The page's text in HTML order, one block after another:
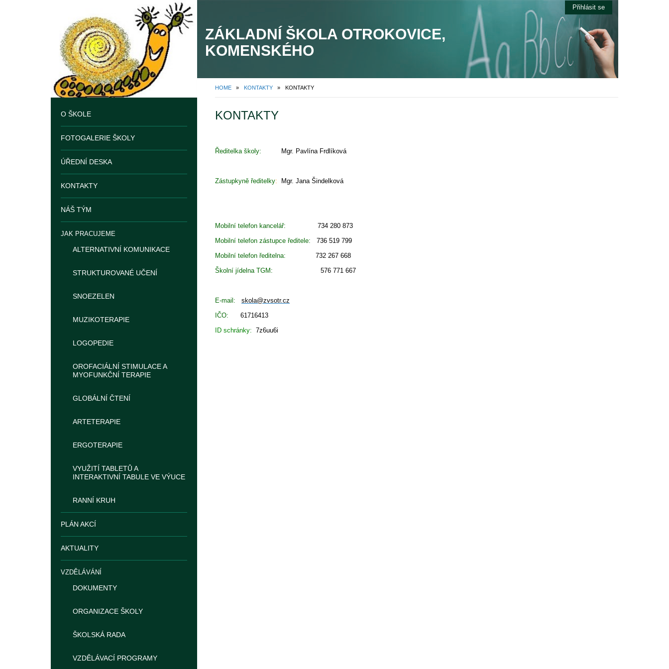
Přihlásit se
ZÁKLADNÍ ŠKOLA OTROKOVICE,
KOMENSKÉHO
HOME » KONTAKTY » KONTAKTY
O ŠKOLE
FOTOGALERIE ŠKOLY
ÚŘEDNÍ DESKA
KONTAKTY
NÁŠ TÝM
JAK PRACUJEME
ALTERNATIVNÍ KOMUNIKACE
STRUKTUROVANÉ UČENÍ
SNOEZELEN
MUZIKOTERAPIE
LOGOPEDIE
OROFACIÁLNÍ STIMULACE A
MYOFUNKČNÍ TERAPIE
GLOBÁLNÍ ČTENÍ
ARTETERAPIE
ERGOTERAPIE
VYUŽITÍ TABLETŮ A
INTERAKTIVNÍ TABULE VE VÝUCE
RANNÍ KRUH
PLÁN AKCÍ
AKTUALITY
VZDĚLÁVÁNÍ
DOKUMENTY
ORGANIZACE ŠKOLY
ŠKOLSKÁ RADA
VZDĚLÁVACÍ PROGRAMY
KONTAKTY
Ředitelka školy: Mgr. Pavlína Frdlíková
Zástupkyně ředitelky: Mgr. Jana Šindelková
Mobilní telefon kancelář:
734 280 873
Mobilní telefon zástupce ředitele: 736 519 799
Mobilní telefon ředitelna:
732 267 668
Školní jídelna TGM:
576 771 667
E-mail:
skola@zvsotr.cz
IČO:
61716413
ID schránky: 7z6uu6i